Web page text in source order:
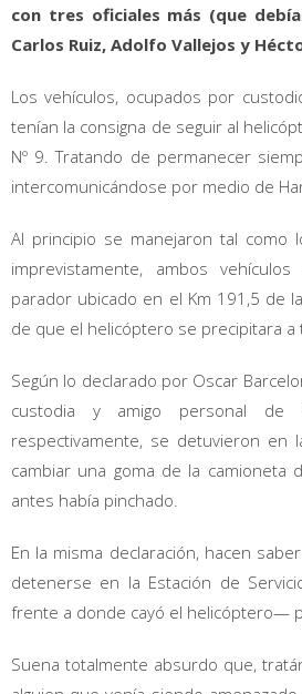
con tres oficiales más (que
Carlos Ruiz, Adolfo Vallejos y
Los vehículos, ocupados por
tenían la consigna de seguir al
Nº 9. Tratando de permanecer
intercomunicándose por medio de
Al principio se manejaron tal como
imprevistamente, ambos
parador ubicado en el Km 191,5 de
de que el helicóptero se precipitara a
Según lo declarado por Oscar
custodia y amigo personal de
respectivamente, se detuvieron en
cambiar una goma de la camioneta
antes había pinchado.
En la misma declaración, hacen
detenerse en la Estación de
frente a donde cayó el helicóptero—
Suena totalmente absurdo que,